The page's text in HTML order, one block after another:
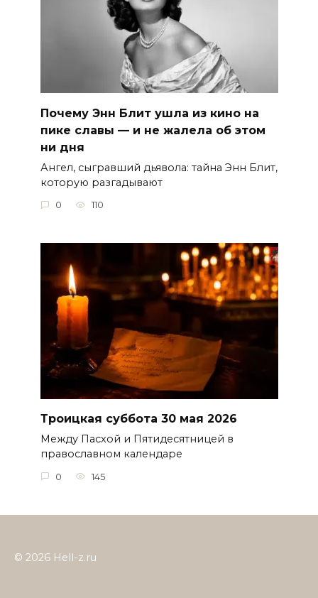
Почему Энн Блит ушла из кино на
пике славы — и не жалела об этом
ни дня
Ангел, сыгравший дьявола: тайна Энн Блит,
которую разгадывают
0 110
Троицкая суббота 30 мая 2026
Между Пасхой и Пятидесятницей в
православном календаре
0 145
© 2026 Hell-z.ru